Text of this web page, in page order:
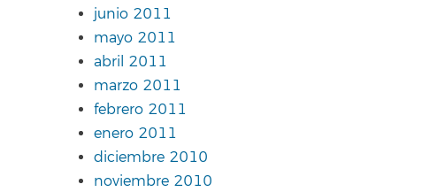
junio 2011
mayo 2011
abril 2011
marzo 2011
febrero 2011
enero 2011
diciembre 2010
noviembre 2010